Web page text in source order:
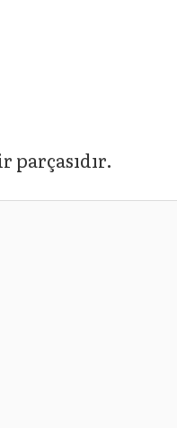
parçasıdır.